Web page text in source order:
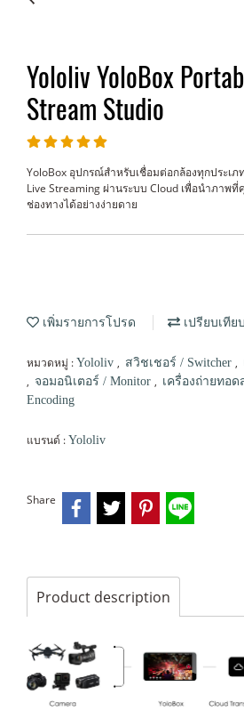
Yololiv YoloBox
Stream Studio
YoloBox อุปกรณ์สำหรับเชื่อมต่อกล้องทุกประเภ
Live Streaming ผ่านระบบ Cloud เพื่อนำภาพ
ช่องทางได้อย่างง่ายดาย
เพิ่มรายการโปรด เปรียบเทียบ
หมวดหมู่ : Yololiv , สวิชเชอร์ / Switcher ,
, จอมอนิเตอร์ / Monitor , เครื่องถ่ายทอด
Encoding
แบรนด์ : Yololiv
Share
Product description